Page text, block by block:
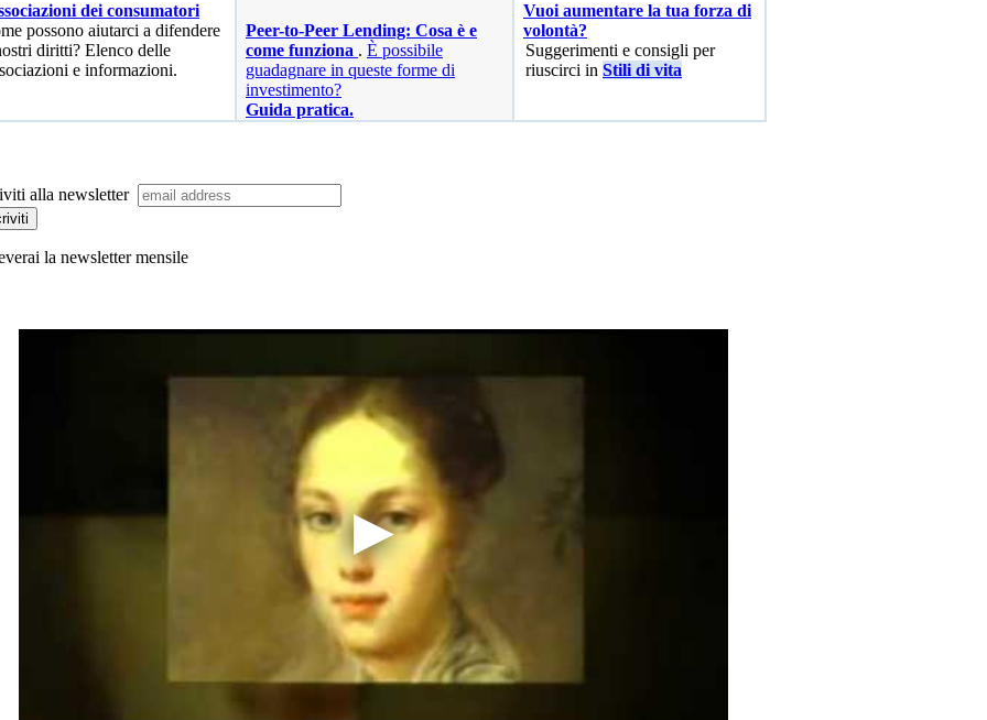
dei consumatori
possono aiutarci a difendere
diritti? Elenco delle
e informazioni.
Peer-to-Peer Lending: Cosa è e
come funziona . È possibile
guadagnare in queste forme di
investimento?
Guida pratica.
Vuoi aumentare la tua forza di
volontà?
Suggerimenti e consigli per
riuscirci in Stili di vita
alla newsletter
la newsletter mensile